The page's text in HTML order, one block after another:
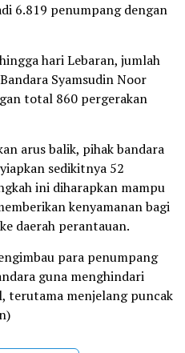
6.819 penumpang dengan
hari Lebaran, jumlah
Syamsudin Noor
total 860 pergerakan
arus balik, pihak bandara
sedikitnya 52
ini diharapkan mampu
kenyamanan bagi
daerah perantauan.
para penumpang
guna menghindari
terutama menjelang puncak